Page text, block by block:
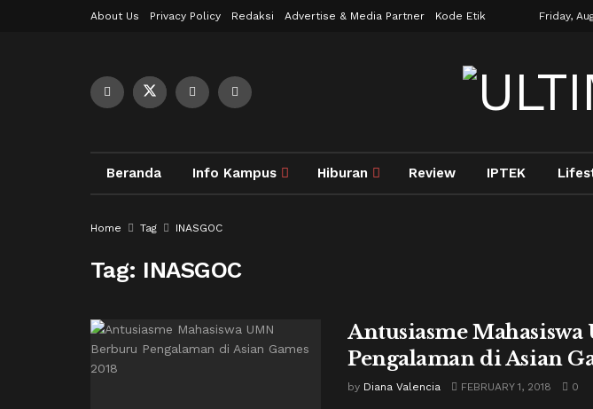
About Us Privacy Policy Redaksi Advertise & Media Partner Kode Etik Friday,
Beranda Info Kampus Hiburan Review IPTEK
Home Tag INASGOC
Tag: INASGOC
Antusiasme
Pengalaman di Asian
by Diana Valencia FEBRUARY 1, 2018 0